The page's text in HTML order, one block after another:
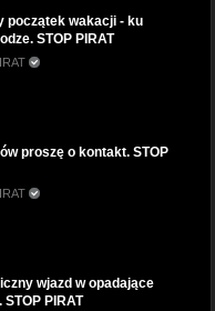
początek wakacji - ku
STOP PIRAT
proszę o kontakt. STOP
wjazd w opadające
PIRAT